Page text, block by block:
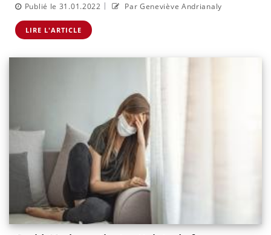
Publié le 31.01.2022 | Par Geneviève Andrianaly
LIRE L'ARTICLE